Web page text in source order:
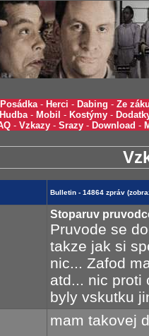
Posádka- Herci - Dabing - Ze
Hudba- Mobil - Kostýmy -
- Vzkazy - Srazy - Download -
Bulletin - 14864 zpráv
Stoparuv
Pruvode se
takze jak si
nic... Zafod
atd... nic proti
byly vskutku
mam takovej